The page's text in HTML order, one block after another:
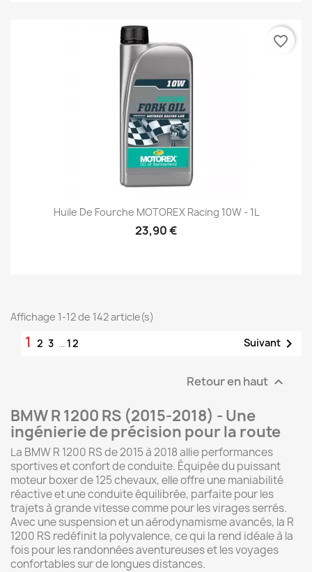
Huile De Fourche MOTOREX Racing 10W - 1L
23,90 €
favorite_border
Affichage 1-12 de 142 article(s)
1 2 3 … 12 Suivant 
Retour en haut 
BMW R 1200 RS (2015-2018) - Une
ingénierie de précision pour la route
La BMW R 1200 RS de 2015 à 2018 allie performances
sportives et confort de conduite. Équipée du puissant
moteur boxer de 125 chevaux, elle offre une maniabilité
réactive et une conduite équilibrée, parfaite pour les
trajets à grande vitesse comme pour les virages serrés.
Avec une suspension et un aérodynamisme avancés, la R
1200 RS redéfinit la polyvalence, ce qui la rend idéale à la
fois pour les randonnées aventureuses et les voyages
confortables sur de longues distances.